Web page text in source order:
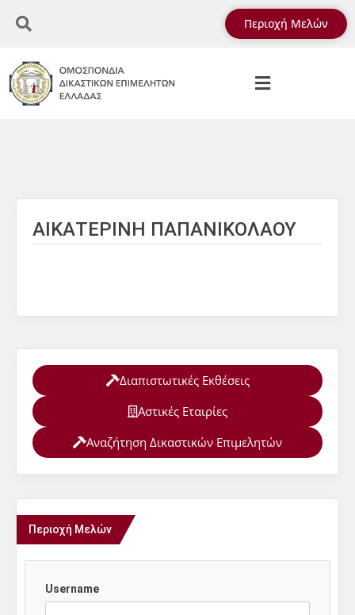
Περιοχή Μελών
ΑΙΚΑΤΕΡΙΝΗ ΠΑΠΑΝΙΚΟΛΑΟΥ
Διαπιστωτικές Εκθέσεις
Αστικές Εταιρίες
Αναζήτηση Δικαστικών Επιμελητών
Περιοχή Μελών
Username